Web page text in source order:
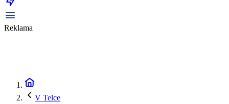
Reklama
V Telce